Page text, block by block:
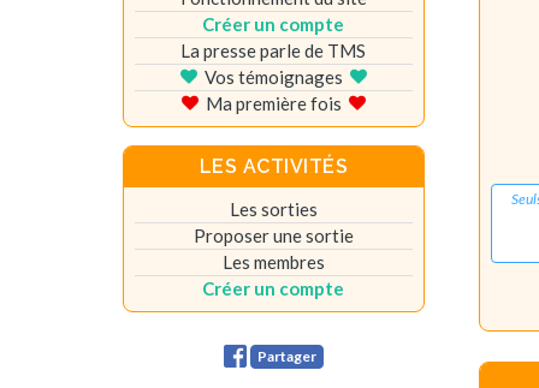
Créer un compte
La presse parle de TMS
Vos témoignages
Ma première fois
LES ACTIVITÉS
Les sorties
Proposer une sortie
Les membres
Créer un compte
Partager